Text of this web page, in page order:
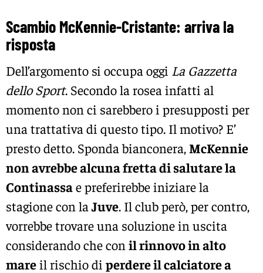
Scambio McKennie-Cristante: arriva la
risposta
Dell’argomento si occupa oggi La Gazzetta
dello Sport. Secondo la rosea infatti al
momento non ci sarebbero i presupposti per
una trattativa di questo tipo. Il motivo? E’
presto detto. Sponda bianconera, McKennie
non avrebbe alcuna fretta di salutare la
Continassae preferirebbe iniziare la
stagione con la Juve. Il club però, per contro,
vorrebbe trovare una soluzione in uscita
considerando che con il rinnovo in alto
mareil rischio di perdere il calciatore a